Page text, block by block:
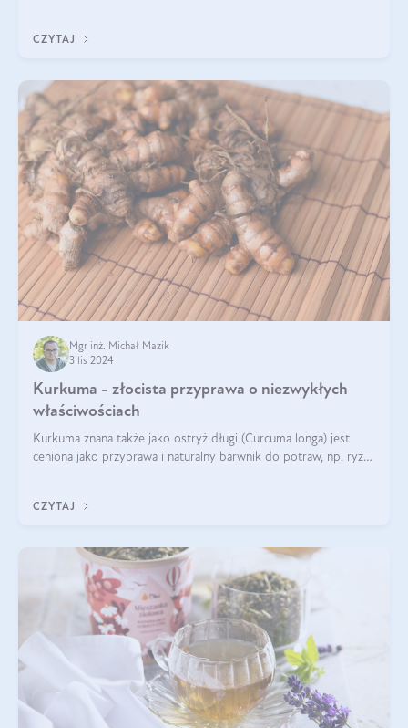
CZYTAJ
Mgr inż. Michał Mazik
3 lis 2024
Kurkuma - złocista przyprawa o niezwykłych
właściwościach
Kurkuma znana także jako ostryż długi (Curcuma longa) jest
ceniona jako przyprawa i naturalny barwnik do potraw, np. ryżu
CZYTAJ